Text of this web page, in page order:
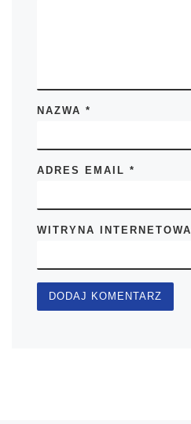
NAZWA*
ADRES EMAIL*
WITRYNA INTERNETOWA